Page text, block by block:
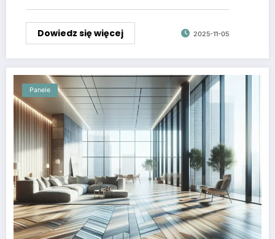
Dowiedz się więcej 2025-11-05
Panele